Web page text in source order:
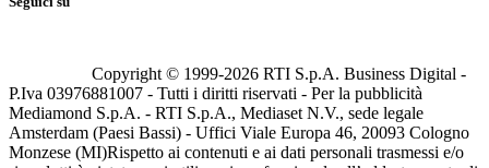
Copyright © 1999-2026 RTI S.p.A. Business Digital -
P.Iva 03976881007 - Tutti i diritti riservati - Per la pubblicità
Mediamond S.p.A. - RTI S.p.A., Mediaset N.V., sede legale
Amsterdam (Paesi Bassi) - Uffici Viale Europa 46, 20093 Cologno
Monzese (MI)Rispetto ai contenuti e ai dati personali trasmessi e/o